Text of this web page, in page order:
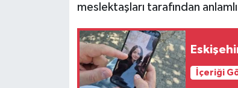
meslektaşları tarafından
İçeriği